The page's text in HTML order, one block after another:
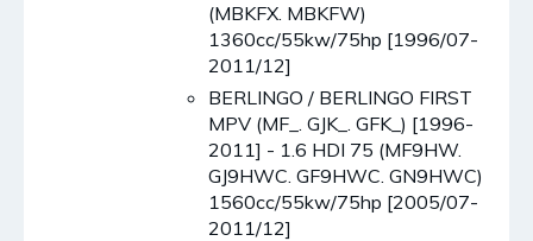
(MBKFX. MBKFW)
1360cc/55kw/75hp [1996/07-
2011/12]
BERLINGO / BERLINGO FIRST
MPV (MF_. GJK_. GFK_) [1996-
2011] - 1.6 HDI 75 (MF9HW.
GJ9HWC. GF9HWC. GN9HWC)
1560cc/55kw/75hp [2005/07-
2011/12]